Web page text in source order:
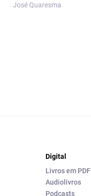
José Quaresma
Digital
Livros em PDF
Audiolivros
Podcasts